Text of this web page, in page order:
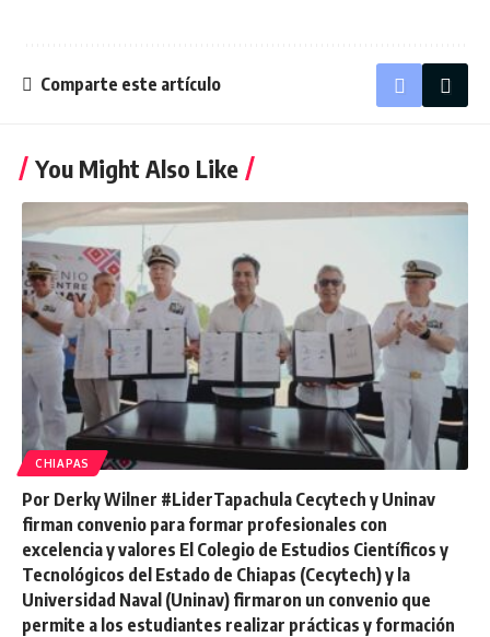
Comparte este artículo
You Might Also Like
CHIAPAS
Por Derky Wilner #LiderTapachula Cecytech y Uninav
firman convenio para formar profesionales con
excelencia y valores El Colegio de Estudios Científicos y
Tecnológicos del Estado de Chiapas (Cecytech) y la
Universidad Naval (Uninav) firmaron un convenio que
permite a los estudiantes realizar prácticas y formación